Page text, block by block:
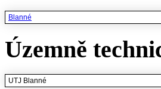
Blanné
Územně
UTJ Blanné